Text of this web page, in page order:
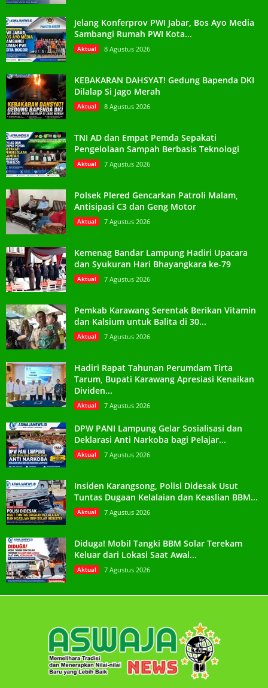
Jelang Konferprov PWI Jabar, Bos Ayo Media
Sambangi Rumah PWI Kota...
Aktual 8 Agustus 2026
KEBAKARAN DAHSYAT! Gedung Bapenda DKI
Dilalap Si Jago Merah
Aktual 8 Agustus 2026
TNI AD dan Empat Pemda Sepakati
Pengelolaan Sampah Berbasis Teknologi
Aktual 7 Agustus 2026
Polsek Plered Gencarkan Patroli Malam,
Antisipasi C3 dan Geng Motor
Aktual 7 Agustus 2026
Kemenag Bandar Lampung Hadiri Upacara
dan Syukuran Hari Bhayangkara ke-79
Aktual 7 Agustus 2026
Pemkab Karawang Serentak Berikan Vitamin
dan Kalsium untuk Balita di 30...
Aktual 7 Agustus 2026
Hadiri Rapat Tahunan Perumdam Tirta
Tarum, Bupati Karawang Apresiasi Kenaikan
Dividen...
Aktual 7 Agustus 2026
DPW PANI Lampung Gelar Sosialisasi dan
Deklarasi Anti Narkoba bagi Pelajar...
Aktual 7 Agustus 2026
Insiden Karangsong, Polisi Didesak Usut
Tuntas Dugaan Kelalaian dan Keaslian BBM...
Aktual 7 Agustus 2026
Diduga! Mobil Tangki BBM Solar Terekam
Keluar dari Lokasi Saat Awal...
Aktual 7 Agustus 2026